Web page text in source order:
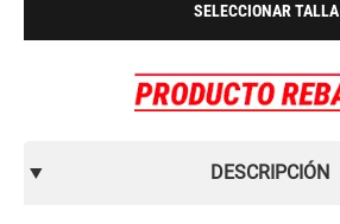
SELECCIONAR TALLA
DESCRIPCIÓN